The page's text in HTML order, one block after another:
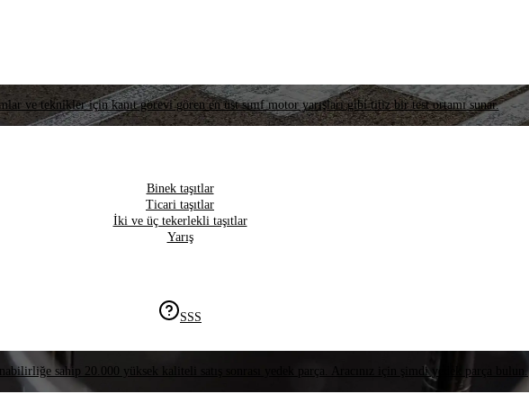
ve teknikler için kanıt görevi gören en üst sınıf motor yarışları gibi titiz bir test ortamı sunar.
Binek taşıtlar
Ticari taşıtlar
İki ve üç tekerlekli taşıtlar
Yarış
SSS
sahip 20.000 yüksek kaliteli satış sonrası yedek parça. Aracınız için şimdi yedek parça bulun.